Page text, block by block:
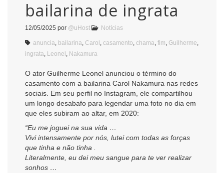
bailarina de ingrata
12/05/2025 por @uHost Notícias
anuncia bailarina Carol casamento chama fim Guilherme
ingrata Leonel Nakamura
O ator Guilherme Leonel anunciou o término do
casamento com a bailarina Carol Nakamura nas redes
sociais. Em seu perfil no Instagram, ele compartilhou
um longo desabafo para legendar uma foto no dia em
que eles subiram ao altar, em 2020:
“Eu me joguei na sua vida …
Vivi intensamente por nós, lutei com todas as forças
que tinha e não tinha .
Literalmente, eu dei meu sangue para te ver realizar
sonhos …